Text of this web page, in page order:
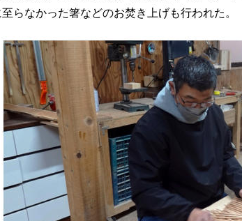
らなかった箸などのお焚き上げも行われた。